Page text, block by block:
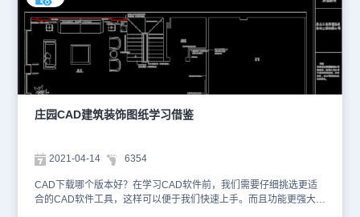
中、使用CAD软件绘制的CAD别墅建筑平面图纸。1、如下给大家上
肢的是该住宅建筑三层的一个平面图，图中包含了露台、卧室、衣
橱、书房以及电梯井道。2、接下来给大家展示的是该住宅建筑的二
层平面图，相比与第三层，该层的卧室比较多。3、最后给大家展示
的是该住宅建筑的一层平面图，该层主要以厨房、餐厅和客厅为主。
大家可能都会有一个别墅梦，那么可以在浩辰CAD看图王图纸交易中
心搜索CAD别墅建筑平面图并可以进行别墅设计图纸的CAD下载，
还可以使用浩辰CAD软件来进行图纸的绘制！本图纸作为学习资料参
考，请勿用于商业用途。
庄园CAD建筑装饰图纸​学习借鉴
2021-04-14 6354
CAD下载哪个版本好？在学习CAD软件前，我们需要仔细挑选更适
合的CAD软件工具，这样可以便于我们快速上手。而且功能更强大的